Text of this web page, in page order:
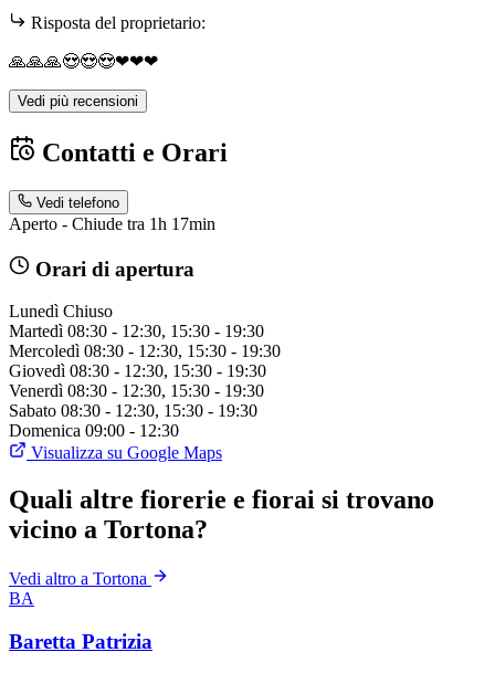
Risposta del proprietario:
🙏🙏🙏😍😍😍❤❤❤
Vedi più recensioni
Contatti e Orari
Vedi telefono
Aperto - Chiude tra 1h 17min
Orari di apertura
Lunedì Chiuso
Martedì 08:30 - 12:30, 15:30 - 19:30
Mercoledì 08:30 - 12:30, 15:30 - 19:30
Giovedì 08:30 - 12:30, 15:30 - 19:30
Venerdì 08:30 - 12:30, 15:30 - 19:30
Sabato 08:30 - 12:30, 15:30 - 19:30
Domenica 09:00 - 12:30
Visualizza su Google Maps
Quali altre fiorerie e fiorai si trovano
vicino a Tortona?
Vedi altro a Tortona
BA
Baretta Patrizia